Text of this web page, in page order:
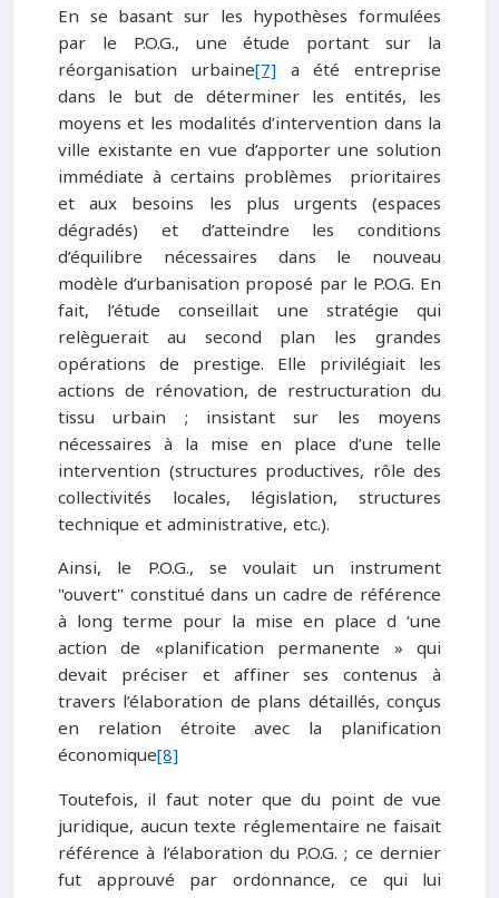
En se basant sur les hypothèses formulées
par le P.O.G., une étude portant sur la
réorganisation urbaine[7]a été entreprise
dans le but de déterminer les entités, les
moyens et les modalités d’intervention dans la
ville existante en vue d’apporter une solution
immédiate à certains problèmes prioritaires
et aux besoins les plus urgents (espaces
dégradés) et d’atteindre les conditions
d’équilibre nécessaires dans le nouveau
modèle d’urbanisation proposé par le P.O.G. En
fait, l’étude conseillait une stratégie qui
relèguerait au second plan les grandes
opérations de prestige. Elle privilégiait les
actions de rénovation, de restructuration du
tissu urbain ; insistant sur les moyens
nécessaires à la mise en place d’une telle
intervention (structures productives, rôle des
collectivités locales, législation, structures
technique et administrative, etc.).
Ainsi, le P.O.G., se voulait un instrument
"ouvert" constitué dans un cadre de référence
à long terme pour la mise en place d ‘une
action de «planification permanente » qui
devait préciser et affiner ses contenus à
travers l’élaboration de plans détaillés, conçus
en relation étroite avec la planification
économique[8]
Toutefois, il faut noter que du point de vue
juridique, aucun texte réglementaire ne faisait
référence à l’élaboration du P.O.G. ; ce dernier
fut approuvé par ordonnance, ce qui lui